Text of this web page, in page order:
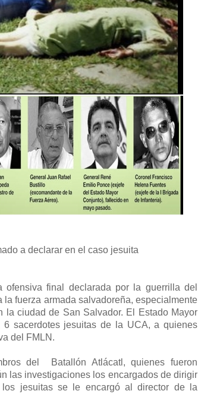
a declarar en el caso jesuita
final declarada por la guerrilla del
fuerza armada salvadoreña, especialmente
ciudad de San Salvador. El Estado Mayor
sacerdotes jesuitas de la UCA, a quienes
del FMLN.
del
Batallón Atlácatl, quienes fueron
las investigaciones los encargados de dirigir
jesuitas se le encargó al director de la